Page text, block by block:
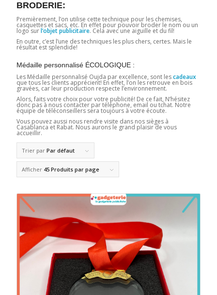
BRODERIE:
Premièrement, l’on utilise cette technique pour les chemises,
casquettes et sacs, etc. En effet pour pouvoir broder le nom ou un
logo surl’objet publicitaire. Cela avec une aiguille et du fil!
En outre, c’est l’une des techniques les plus chers, certes. Mais le
résultat est splendide!
Médaille personnalisé ÉCOLOGIQUE :
Les Médaille personnalisé Oujda par excellence, sont lescadeaux
que tous les clients apprécient! En effet, l’on les retrouve en bois
gravées, car leur production respecte l’environnement.
Alors, faits votre choix pour votre publicité! De ce fait, N’hésitez
donc pas à nous contacter par téléphone, email ou tchat. Notre
équipe de téléconseillers sera toujours à votre écoute.
Vous pouvez aussi nous rendre visite dans nos sièges à
Casablanca et Rabat. Nous aurons le grand plaisir de vous
accueillir.
Trier par Par défaut
Afficher 45 Produits par page